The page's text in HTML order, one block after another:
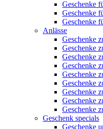
Geschenke
Geschenke
Geschenke
Anlässe
Geschenke
Geschenke
Geschenke
Geschenke
Geschenke
Geschenke
Geschenke
Geschenke
Geschenke
Geschenk specials
Geschenke